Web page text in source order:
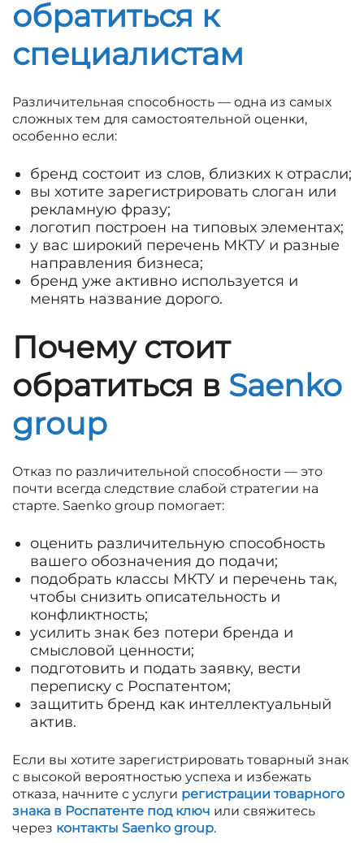
обратиться к
специалистам
Различительная способность — одна из самых
сложных тем для самостоятельной оценки,
особенно если:
бренд состоит из слов, близких к отрасли;
вы хотите зарегистрировать слоган или
рекламную фразу;
логотип построен на типовых элементах;
у вас широкий перечень МКТУ и разные
направления бизнеса;
бренд уже активно используется и
менять название дорого.
Почему стоит
обратиться в Saenko
group
Отказ по различительной способности — это
почти всегда следствие слабой стратегии на
старте. Saenko group помогает:
оценить различительную способность
вашего обозначения до подачи;
подобрать классы МКТУ и перечень так,
чтобы снизить описательность и
конфликтность;
усилить знак без потери бренда и
смысловой ценности;
подготовить и подать заявку, вести
переписку с Роспатентом;
защитить бренд как интеллектуальный
актив.
Если вы хотите зарегистрировать товарный знак
с высокой вероятностью успеха и избежать
отказа, начните с услуги регистрации товарного
знака в Роспатенте под ключ или свяжитесь
через контакты Saenko group.